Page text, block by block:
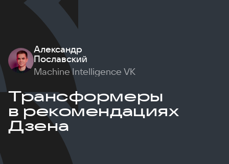
Александр
Пославский
Machine Intelligence VK
Трансформеры
в рекомендациях
Дзена